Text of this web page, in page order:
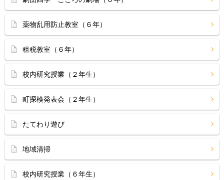
薬物乱用防止教室（６年）
租税教室（６年）
校内研究授業（２年生）
町探検発表会（２年生）
たてわり遊び
地域清掃
校内研究授業（６年生）